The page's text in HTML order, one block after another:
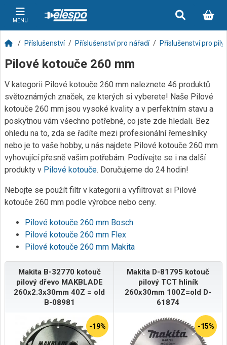
MENU
Příslušenství Příslušenství pro nářadí Příslušenství pro pily
Pilové kotouče 260 mm
V kategorii Pilové kotouče 260 mm naleznete 46 produktů
světoznámých značek, ze kterých si vyberete! Naše Pilové
kotouče 260 mm jsou vysoké kvality a v perfektním stavu a
poskytnou vám všechno potřebné, co jste zde hledali. Bez
ohledu na to, zda se řadíte mezi profesionální řemeslníky
nebo je to vaše hobby, u nás najdete Pilové kotouče 260 mm
vyhovující přesně vašim potřebám. Podívejte se i na další
produkty v Pilové kotouče. Doručujeme do 24 hodin!
Nebojte se použít filtr v kategorii a vyfiltrovat si Pilové
kotouče 260 mm podle výrobce nebo ceny.
Pilové kotouče 260 mm Bosch
Pilové kotouče 260 mm Flex
Pilové kotouče 260 mm Makita
Makita B-32770 kotouč
pilový dřevo MAKBLADE
260x2.3x30mm 40Z = old
B-08981
-19%
Makita D-81795 kotouč
pilový TCT hliník
260x30mm 100Z=old D-
61874
-15%